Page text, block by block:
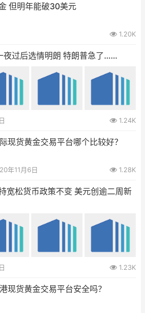
但明年能破30美元
1.20K
夜过后选情明朗 特朗普急了……
1.24K
现货黄金交易平台哪个比较好？
年11月6日 1.28K
宽松货币政策不变 美元创逾二周新
1.23K
现货黄金交易平台安全吗？